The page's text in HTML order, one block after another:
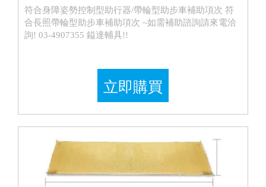
符合身障姿勢控制型助行器/帶輪型助步車補助項次 符
合長照帶輪型助步車補助項次 ~如需補助諮詢請來電洽
詢! 03-4907355 鎰達輔具!!
立即購買